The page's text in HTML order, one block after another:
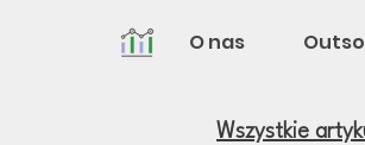
O nas
Wszystkie